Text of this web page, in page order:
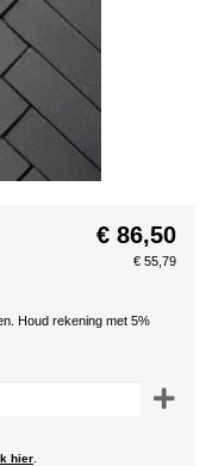
€ 86,50
€ 55,79
Houd rekening met 5%
hier